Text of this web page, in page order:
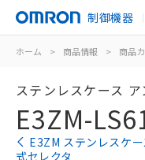
制御機器
ホーム > 商品情報 > 商品
ステンレスケース
E3ZM-
E3ZM ステンレスケ
式セレクタ